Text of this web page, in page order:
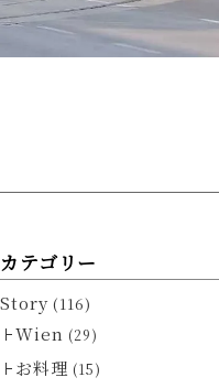
カテゴリー
Story (116)
Wien (29)
お料理 (15)